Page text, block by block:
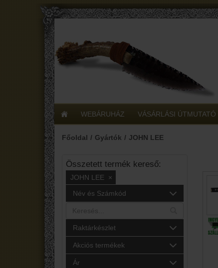
WEBÁRUHÁZ VÁSÁRLÁSI ÚTMUTATÓ
Főoldal Gyártók JOHN LEE
Összetett termék kereső:
JOHN LEE
×
Név és Számkód
Raktárkészlet
Akciós termékek
Ár